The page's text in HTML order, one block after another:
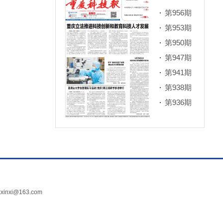
第956期
第953期
第950期
第947期
第941期
第938期
第936期